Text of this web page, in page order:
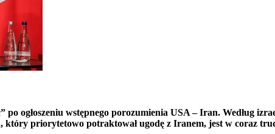
po ogłoszeniu wstępnego porozumienia USA – Iran. Według
priorytetowo potraktował ugodę z Iranem, jest w coraz